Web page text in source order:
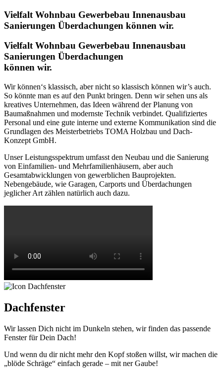
Vielfalt Wohnbau Gewerbebau Innenausbau
Sanierungen Überdachungen können wir.
VielfaltWohnbau Gewerbebau Innenausbau
Sanierungen Überdachungen
können wir.
Wir können‘s klassisch, aber nicht so klassisch können wir’s auch.
So könnte man es auf den Punkt bringen. Denn wir sehen uns als
kreatives Unternehmen, das Ideen während der Planung von
Baumaßnahmen und modernste Technik verbindet. Qualifiziertes
Personal und eine gute interne und externe Kommunikation sind die
Grundlagen des Meisterbetriebs TOMA Holzbau und Dach-
Konzept GmbH.
Unser Leistungsspektrum umfasst den Neubau und die Sanierung
von Einfamilien- und Mehrfamilienhäusern, aber auch
Gesamtabwicklungen von gewerblichen Bauprojekten.
Nebengebäude, wie Garagen, Carports und Überdachungen
jeglicher Art zählen natürlich auch dazu.
Dachfenster
Wir lassen Dich nicht im Dunkeln stehen, wir finden das passende
Fenster für Dein Dach!
Und wenn du dir nicht mehr den Kopf stoßen willst, wir machen die
„blöde Schräge“ einfach gerade – mit ner Gaube!